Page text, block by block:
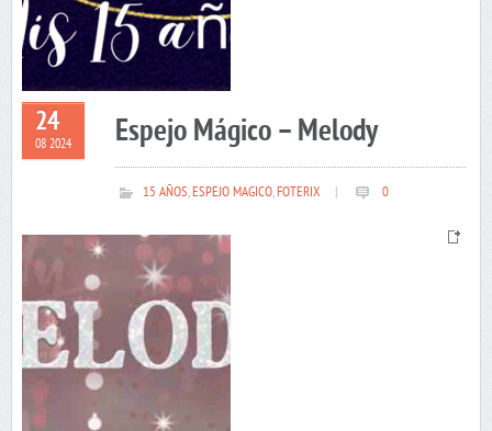
24
08 2024 Espejo Mágico – Melody
15 AÑOS,ESPEJO MAGICO,FOTERIX 0